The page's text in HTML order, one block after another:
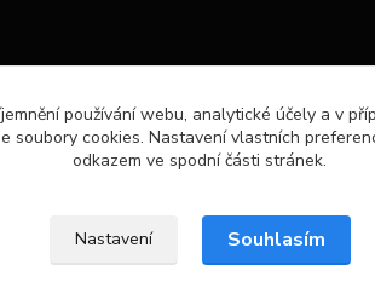
používání webu, analytické účely a v
soubory cookies. Nastavení vlastních
odkazem ve spodní části stránek.
Nastavení Souhlasím